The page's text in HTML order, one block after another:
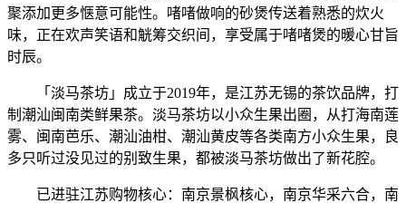
聚添加更多惬意可能性。啫啫做响的砂煲传送着熟悉的炊火
味，正在欢声笑语和觥筹交织间，享受属于啫啫煲的暖心甘旨
时辰。
「淡马茶坊」成立于2019年，是江苏无锡的茶饮品牌，打
制潮汕闽南类鲜果茶。淡马茶坊以小众生果出圈，从打海南莲
雾、闽南芭乐、潮汕油柑、潮汕黄皮等各类南方小众生果，良
多只听过没见过的别致生果，都被淡马茶坊做出了新花腔。
已进驻江苏购物核心：南京景枫核心，南京华采六合，南